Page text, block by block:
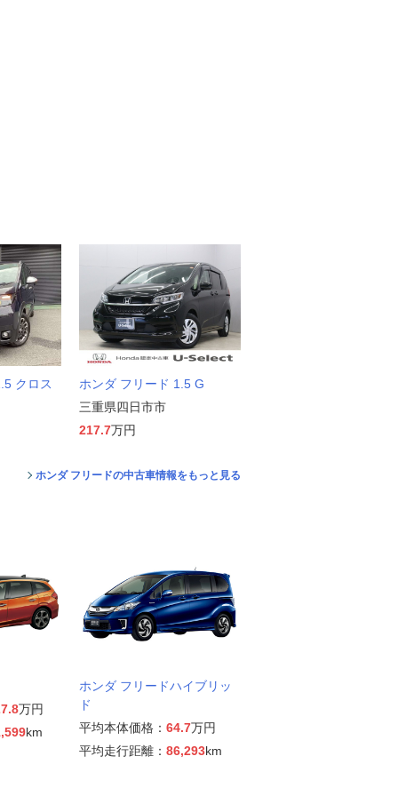
クロス
ホンダ フリード 1.5 G
三重県四日市市
217.7万円
ホンダ フリードの中古車情報をもっと見る
万円
km
ホンダ フリードハイブリッ
ド
平均本体価格： 64.7万円
平均走行距離： 86,293km